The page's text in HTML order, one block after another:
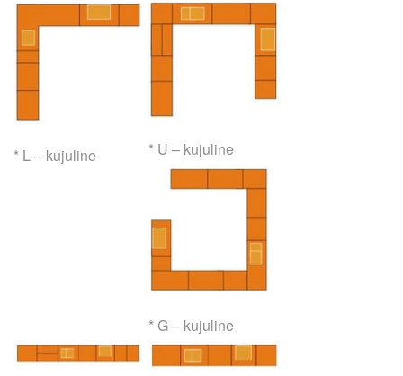
* L – kujuline * U – kujuline
* G – kujuline